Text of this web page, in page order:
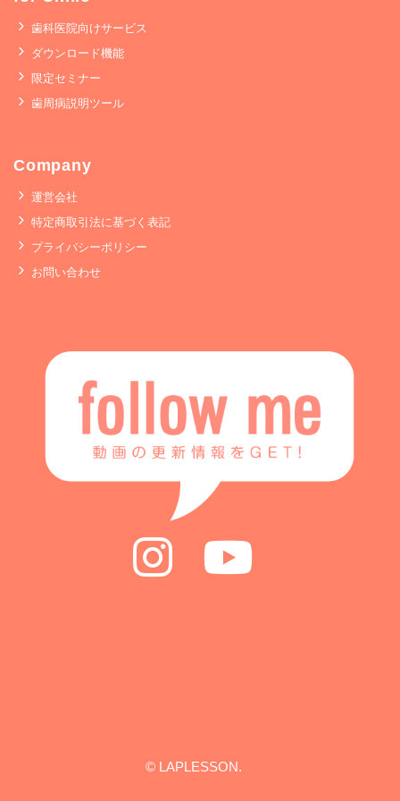
歯科医院向けサービス
ダウンロード機能
限定セミナー
歯周病説明ツール
Company
運営会社
特定商取引法に基づく表記
プライバシーポリシー
お問い合わせ
© LAPLESSON.